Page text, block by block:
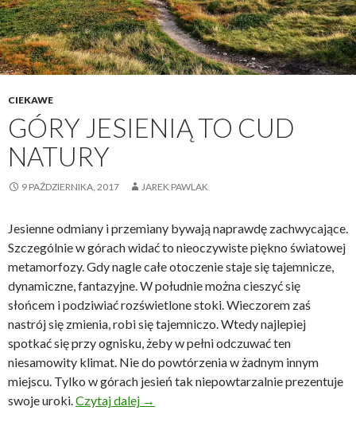
CIEKAWE
GÓRY JESIENIĄ TO CUD
NATURY
9 PAŹDZIERNIKA, 2017 JAREK PAWLAK
Jesienne odmiany i przemiany bywają naprawdę zachwycające.
Szczególnie w górach widać to nieoczywiste piękno światowej
metamorfozy. Gdy nagle całe otoczenie staje się tajemnicze,
dynamiczne, fantazyjne. W południe można cieszyć się
słońcem i podziwiać rozświetlone stoki. Wieczorem zaś
nastrój się zmienia, robi się tajemniczo. Wtedy najlepiej
spotkać się przy ognisku, żeby w pełni odczuwać ten
niesamowity klimat. Nie do powtórzenia w żadnym innym
miejscu. Tylko w górach jesień tak niepowtarzalnie prezentuje
swoje uroki. Czytaj dalej Góry jesienią to cud natury
→